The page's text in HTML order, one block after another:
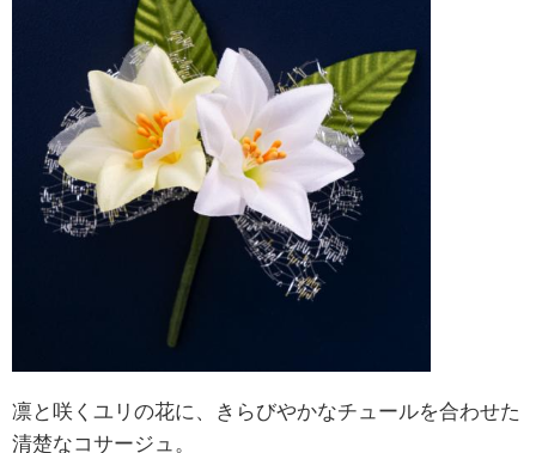
凛と咲くユリの花に、きらびやかなチュールを合わせた
清楚なコサージュ。